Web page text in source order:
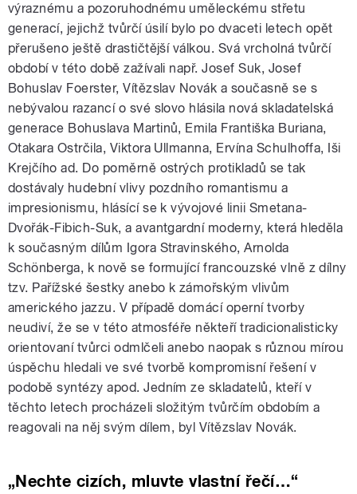
výraznému a pozoruhodnému uměleckému střetu
generací, jejichž tvůrčí úsilí bylo po dvaceti letech opět
přerušeno ještě drastičtější válkou. Svá vrcholná tvůrčí
období v této době zažívali např. Josef Suk, Josef
Bohuslav Foerster, Vítězslav Novák a současně se s
nebývalou razancí o své slovo hlásila nová skladatelská
generace Bohuslava Martinů, Emila Františka Buriana,
Otakara Ostrčila, Viktora Ullmanna, Ervína Schulhoffa, Iši
Krejčího ad. Do poměrně ostrých protikladů se tak
dostávaly hudební vlivy pozdního romantismu a
impresionismu, hlásící se k vývojové linii Smetana-
Dvořák-Fibich-Suk, a avantgardní moderny, která hleděla
k současným dílům Igora Stravinského, Arnolda
Schönberga, k nově se formující francouzské vlně z dílny
tzv. Pařížské šestky anebo k zámořským vlivům
amerického jazzu. V případě domácí operní tvorby
neudiví, že se v této atmosféře někteří tradicionalisticky
orientovaní tvůrci odmlčeli anebo naopak s různou mírou
úspěchu hledali ve své tvorbě kompromisní řešení v
podobě syntézy apod. Jedním ze skladatelů, kteří v
těchto letech procházeli složitým tvůrčím obdobím a
reagovali na něj svým dílem, byl Vítězslav Novák.
„Nechte cizích, mluvte vlastní řečí…“